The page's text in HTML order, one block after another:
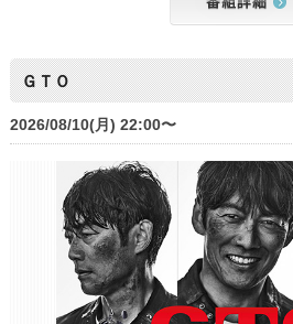
ＧＴＯ
2026/08/10(月) 22:00〜